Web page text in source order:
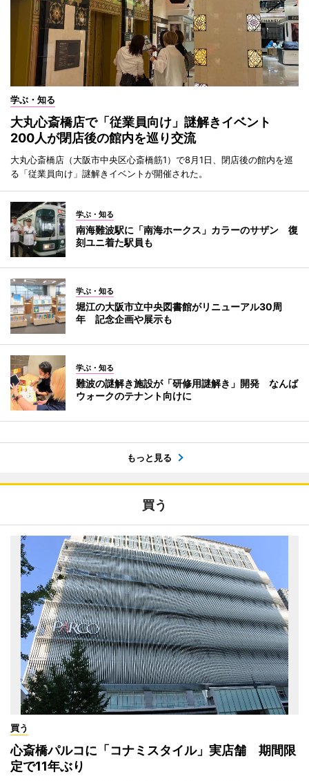
学ぶ・知る
大丸心斎橋店で「従業員向け」謎解きイベント
200人が閉店後の館内を巡り交流
大丸心斎橋店（大阪市中央区心斎橋筋1）で8月1日、閉店後の館内を巡
る「従業員向け」謎解きイベントが開催された。
学ぶ・知る
南海難波駅に「南海ホークス」カラーのサザン 復
刻ユニ着た駅員も
学ぶ・知る
堀江の大阪市立中央図書館がリニューアル30周
年 記念企画や展示も
学ぶ・知る
難波の謎解き施設が「研修用謎解き」開発 なんば
ウォークのテナント向けに
もっと見る
買う
買う
心斎橋パルコに「コナミスタイル」実店舗 期間限
定で11年ぶり